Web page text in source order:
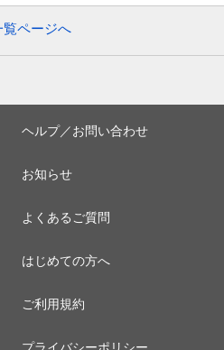
覧ページへ
ヘルプ／お問い合わせ
お知らせ
よくあるご質問
はじめての方へ
ご利用規約